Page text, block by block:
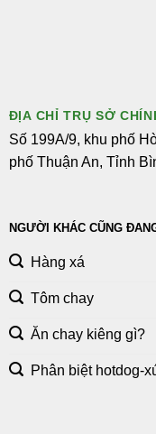
ĐỊA CHỈ TRỤ SỞ
Số 199A/9, khu phố
phố Thuận An, Tỉnh
NGƯỜI KHÁC CŨNG
Hàng xá
Tôm chay
Ăn chay kiêng gì?
Phân biệt hotdog-